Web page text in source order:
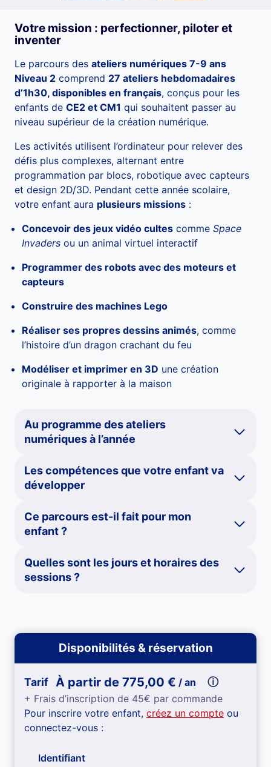
Votre mission : perfectionner, piloter et
inventer
Le parcours des ateliers numériques 7-9 ans
Niveau 2 comprend 27 ateliers hebdomadaires
d’1h30, disponibles en français, conçus pour les
enfants de CE2 et CM1 qui souhaitent passer au
niveau supérieur de la création numérique.
Les activités utilisent l’ordinateur pour relever des
défis plus complexes, alternant entre
programmation par blocs, robotique avec capteurs
et design 2D/3D. Pendant cette année scolaire,
votre enfant aura plusieurs missions :
Concevoir des jeux vidéo cultes comme Space
Invaders ou un animal virtuel interactif
Programmer des robots avec des moteurs et
capteurs
Construire des machines Lego
Réaliser ses propres dessins animés, comme
l’histoire d’un dragon crachant du feu
Modéliser et imprimer en 3D une création
originale à rapporter à la maison
Au programme des ateliers
numériques à l’année
Les compétences que votre enfant va
développer
Ce parcours est-il fait pour mon
enfant ?
Quelles sont les jours et horaires des
sessions ?
Disponibilités & réservation
Tarif À partir de 775,00 € / an ⓘ
+ Frais d’inscription de 45€ par commande
Pour inscrire votre enfant, créez un compte ou
connectez-vous :
Identifiant